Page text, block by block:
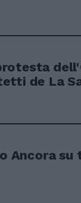
de La
Ancora